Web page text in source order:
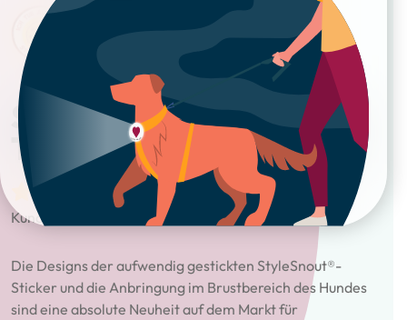
Sticker – Patch it! – ICH
TUE ALLES FÜR KEKSE
Bewertet
mit4.00von
1
Kundenbewe
rtung
geprüfte Gesamtbewertungen
Kundenrezension)
Die Designs der aufwendig gestickten StyleSnout®-
Sticker und die Anbringung im Brustbereich des Hundes
sind eine absolute Neuheit auf dem Markt für